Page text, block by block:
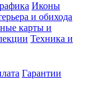
Иконы
и обихода
карты и
Техника и
Гарантии